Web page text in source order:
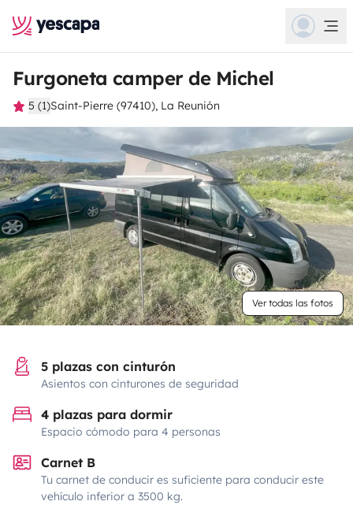
Furgoneta camper de Michel
5 (1)Saint-Pierre (97410), La Reunión
Ver todas las fotos
5 plazas con cinturón
Asientos con cinturones de seguridad
4 plazas para dormir
Espacio cómodo para 4 personas
Carnet B
Tu carnet de conducir es suficiente para conducir este
vehículo inferior a 3500 kg.